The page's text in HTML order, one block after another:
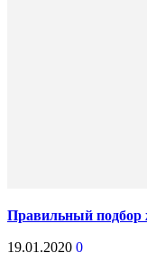
Правильный подбор
19.01.2020 0